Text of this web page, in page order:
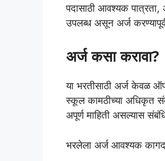
पदासाठी आवश्यक पात्रता,
उपलब्ध असून अर्ज
अर्ज कसा करावा?
या भरतीसाठी अर्ज केवळ
स्कूल कामठीच्या अधिकृत
अपूर्ण माहिती असल्यास
भरलेला अर्ज आवश्यक